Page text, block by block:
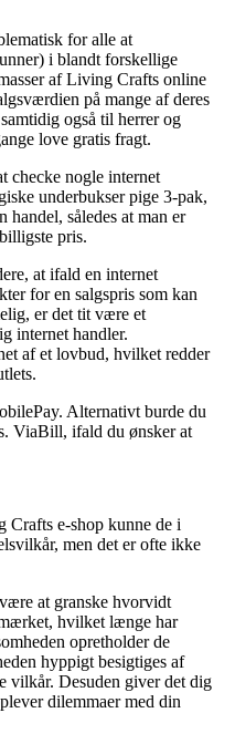
for alle at
i blandt forskellige
af Living Crafts online
på mange af deres
også til herrer og
love gratis fragt.
checke nogle internet
underbukser pige 3-pak,
således at man er
pris.
at ifald en internet
for en salgspris som kan
er det tit være et
internet handler.
af et lovbud, hvilket redder
Alternativt burde du
ViaBill, ifald du ønsker at
Crafts e-shop kunne de i
men det er ofte ikke
at granske hvorvidt
hvilket længe har
opretholder de
hyppigt besigtiges af
vilkår. Desuden giver det dig
dilemmaer med din